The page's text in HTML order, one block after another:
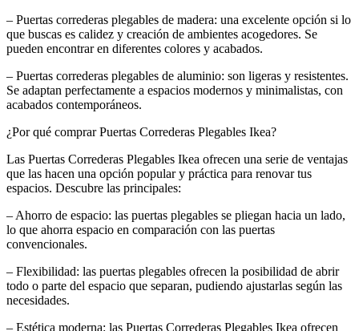
– Puertas correderas plegables de madera: una excelente opción si lo
que buscas es calidez y creación de ambientes acogedores. Se
pueden encontrar en diferentes colores y acabados.
– Puertas correderas plegables de aluminio: son ligeras y resistentes.
Se adaptan perfectamente a espacios modernos y minimalistas, con
acabados contemporáneos.
¿Por qué comprar Puertas Correderas Plegables Ikea?
Las Puertas Correderas Plegables Ikea ofrecen una serie de ventajas
que las hacen una opción popular y práctica para renovar tus
espacios. Descubre las principales:
– Ahorro de espacio: las puertas plegables se pliegan hacia un lado,
lo que ahorra espacio en comparación con las puertas
convencionales.
– Flexibilidad: las puertas plegables ofrecen la posibilidad de abrir
todo o parte del espacio que separan, pudiendo ajustarlas según las
necesidades.
– Estética moderna: las Puertas Correderas Plegables Ikea ofrecen